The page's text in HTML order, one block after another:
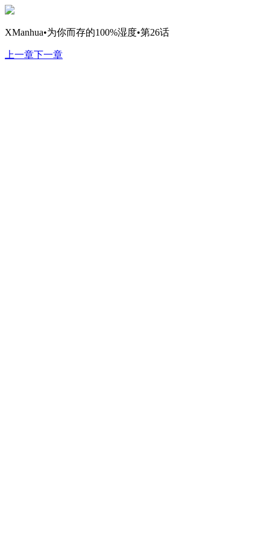
XManhua•为你而存的100%湿度•第26话
上一章下一章